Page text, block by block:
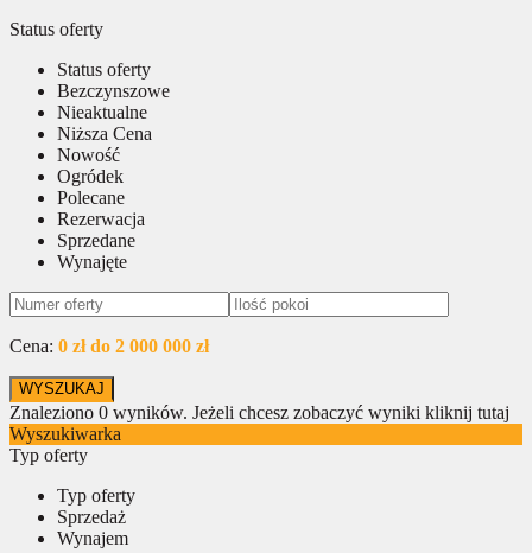
Status oferty
Status oferty
Bezczynszowe
Nieaktualne
Niższa Cena
Nowość
Ogródek
Polecane
Rezerwacja
Sprzedane
Wynajęte
Cena: 0 zł do 2 000 000 zł
Znaleziono 0 wyników. Jeżeli chcesz zobaczyć wyniki kliknij tutaj
Wyszukiwarka
Typ oferty
Typ oferty
Sprzedaż
Wynajem